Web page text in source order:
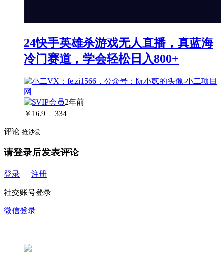
24快手英雄杀游戏无人直播，真蓝海
冷门赛道，学会轻松日入800+
2年前
￥ 16.9 334
评论 抢沙发
请登录后发表评论
登录 注册
社交账号登录
微信登录